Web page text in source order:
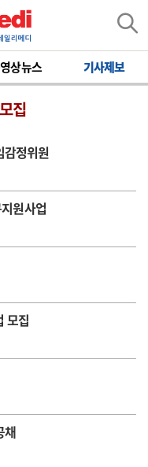
상뉴스 기사제보
집
정위원
원사업
모집
채